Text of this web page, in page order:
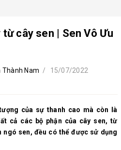
cây sen | Sen Vô Ưu
Thành Nam / 15/07/2022
của sự thanh cao mà còn là
cả các bộ phận của cây sen, từ
ngó sen, đều có thể được sử dụng